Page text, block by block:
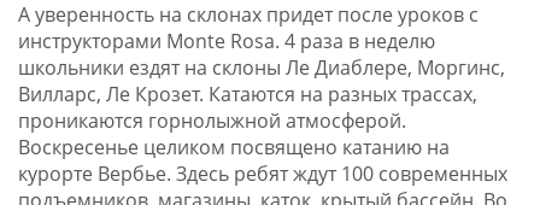
А уверенность на склонах придет после уроков с
инструкторами Monte Rosa. 4 раза в неделю
школьники ездят на склоны Ле Диаблере, Моргинс,
Вилларс, Ле Крозет. Катаются на разных трассах,
проникаются горнолыжной атмосферой.
Воскресенье целиком посвящено катанию на
курорте Вербье. Здесь ребят ждут 100 современных